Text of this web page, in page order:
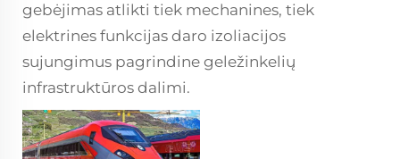
gebėjimas atlikti tiek mechanines, tiek
elektrines funkcijas daro izoliacijos
sujungimus pagrindine geležinkelių
infrastruktūros dalimi.